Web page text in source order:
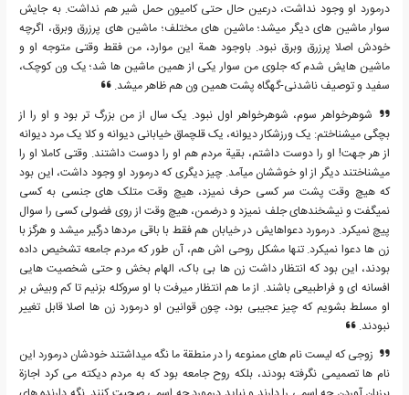
درمورد او وجود نداشت، درعین حال حتی کامیون حمل شیر هم نداشت. به جایش
سوار ماشین های دیگر می‎شد؛ ماشین های مختلف؛ ماشین های پرزرق وبرق، اگرچه
خودش اصلا پرزرق وبرق نبود. باوجود همة این موارد، من فقط وقتی متوجه او و
ماشین هایش شدم که جلوی من سوار یکی از همین ماشین ها ‎شد؛ یک ون کوچک،
سفید و توصیف ناشدنی-گهگاه پشت همین ون هم ظاهر می‎شد.
شوهرخواهر سوم، شوهرخواهر اول نبود. یک سال از من بزرگ تر بود و او را از
بچگی می‎شناختم: یک ورزشکار دیوانه، یک قلچماق خیابانی دیوانه و کلا یک مرد دیوانه
از هر جهت! او را دوست داشتم، بقیة مردم هم او را دوست داشتند. وقتی کاملا او را
می‎شناختند دیگر از او خوششان می‎آمد. چیز دیگری که درمورد او وجود داشت، این بود
که هیچ وقت پشت سر کسی حرف نمی‎زد، هیچ وقت متلک های جنسی به کسی
نمی‎گفت و نیشخندهای جلف نمی‎زد و درضمن، هیچ وقت از روی فضولی کسی را سوال
پیچ نمی‎کرد. درمورد دعواهایش در خیابان هم فقط با باقی مردها درگیر می‎شد و هرگز با
زن ها دعوا نمی‎کرد. تنها مشکل روحی اش هم، آن طور که مردم جامعه تشخیص داده
بودند، این بود که انتظار داشت زن ها بی باک، الهام بخش و حتی شخصیت هایی
افسانه ای و فراطبیعی باشند. از ما هم انتظار می‎رفت با او سروکله بزنیم تا کم وبیش بر
او مسلط بشویم که چیز عجیبی بود، چون قوانین او درمورد زن ها اصلا قابل تغییر
نبودند.
زوجی که لیست نام های ممنوعه را در منطقة ما نگه می‎داشتند خودشان درمورد این
نام ها تصمیمی نگرفته بودند، بلکه روح جامعه بود که به مردم دیکته می کرد اجازة